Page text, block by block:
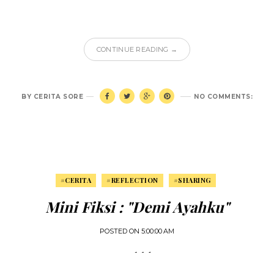
CONTINUE READING →
NO COMMENTS:
BY CERITA SORE
#CERITA #REFLECTION #SHARING
Mini Fiksi : "Demi Ayahku"
POSTED ON 5:00:00 AM